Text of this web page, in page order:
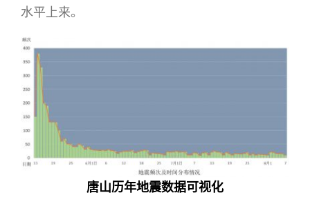
水平上来。
唐山历年地震数据可视化